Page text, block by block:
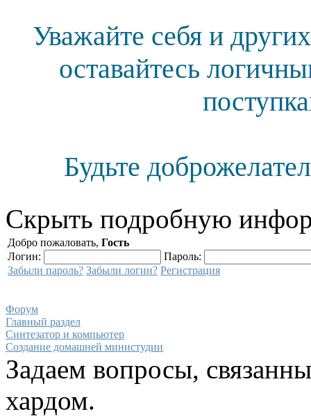
Уважайте себя и
оставайтесь
Будьте
Скрыть подробную
Добро пожаловать, Гость
Логин:
Пароль:
Забыли пароль? Забыли логин? Регистрация
Форум
Главный раздел
Синтезатор и компьютер
Создание домашней министудии
Задаем вопросы,
хардом.